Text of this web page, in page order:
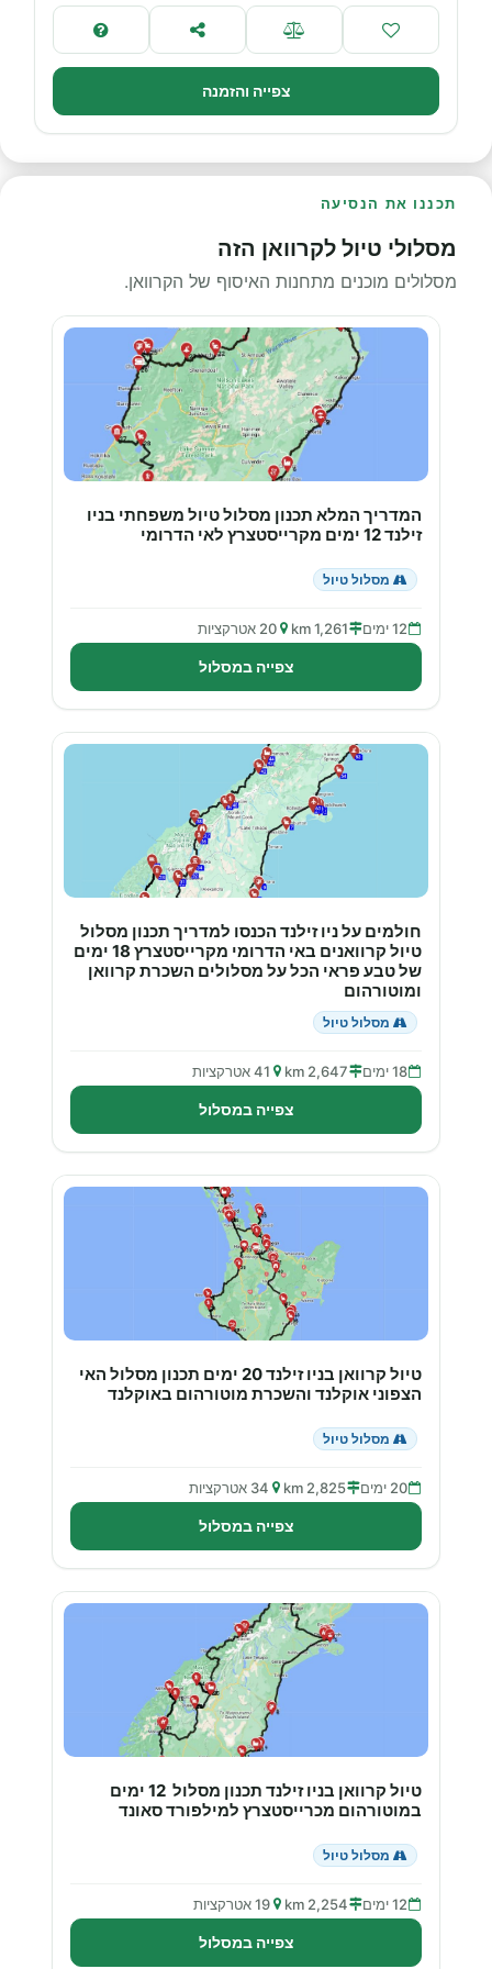
צפייה והזמנה
תכננו את הנסיעה
מסלולי טיול לקרוואן הזה
מסלולים מוכנים מתחנות האיסוף של הקרוואן.
המדריך המלא תכנון מסלול טיול משפחתי בניו
זילנד 12 ימים מקרייסטצרץ לאי הדרומי
מסלול טיול
12 ימים 1,261 km 20 אטרקציות
צפייה במסלול
חולמים על ניו זילנד הכנסו למדריך תכנון מסלול
טיול קרוואנים באי הדרומי מקרייסטצרץ 18 ימים
של טבע פראי הכל על מסלולים השכרת קרוואן
ומוטורהום
מסלול טיול
18 ימים 2,647 km 41 אטרקציות
צפייה במסלול
טיול קרוואן בניו זילנד 20 ימים תכנון מסלול האי
הצפוני אוקלנד והשכרת מוטורהום באוקלנד
מסלול טיול
20 ימים 2,825 km 34 אטרקציות
צפייה במסלול
טיול קרוואן בניו זילנד תכנון מסלול 12 ימים
במוטורהום מכרייסטצרץ למילפורד סאונד
מסלול טיול
12 ימים 2,254 km 19 אטרקציות
צפייה במסלול